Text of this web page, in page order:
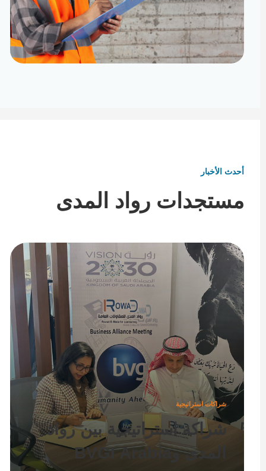
أحدث الأخبار
مستجدات رواد المدى
شراكات استراتيجية
شراكة استراتيجية بين رواد
المدى وBVGI Arabia